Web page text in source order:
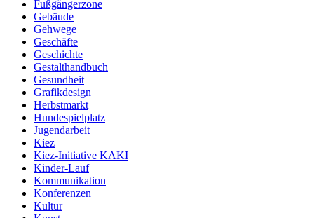
Fußgängerzone
Gebäude
Gehwege
Geschäfte
Geschichte
Gestalthandbuch
Gesundheit
Grafikdesign
Herbstmarkt
Hundespielplatz
Jugendarbeit
Kiez
Kiez-Initiative KAKI
Kinder-Lauf
Kommunikation
Konferenzen
Kultur